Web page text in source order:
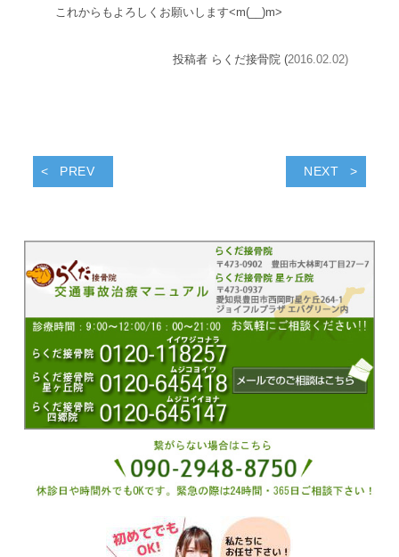
これからもよろしくお願いします<m(__)m>
投稿者 らくだ接骨院 (2016.02.02)
PREV NEXT